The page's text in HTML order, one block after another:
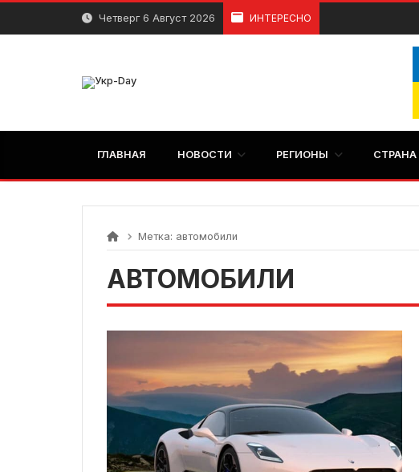
перейти
содержанию
Четверг 6 Август 2026 ИНТЕРЕСНО
ГЛАВНАЯ НОВОСТИ РЕГИОНЫ СТРАНА
Метка: автомобили
АВТОМОБИЛИ